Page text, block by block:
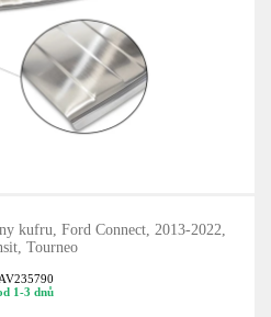
kufru, Ford Connect, 2013-2022,
Tourneo
AV235790
1-3 dnů